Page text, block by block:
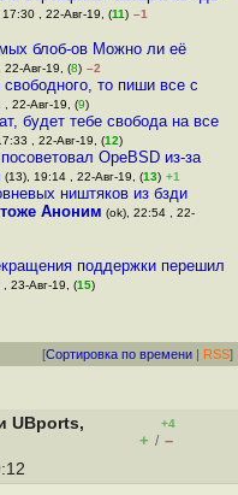
17:30 , 22-Авг-19, (11) –1
блоб-ов Можно ли её
22-Авг-19, (8) –2
то пиши все с
22-Авг-19, (9)
будет тебе свобода на все
, 22-Авг-19, (12)
OpeBSD из-за
(13), 19:14 , 22-Авг-19, (13) +1
ништяков из бзди
тоже Аноним (ok), 22:54 , 22-
поддержки перешил
23-Авг-19, (15)
[Сортировка по времени | RSS]
UBports,
+4
+ / –